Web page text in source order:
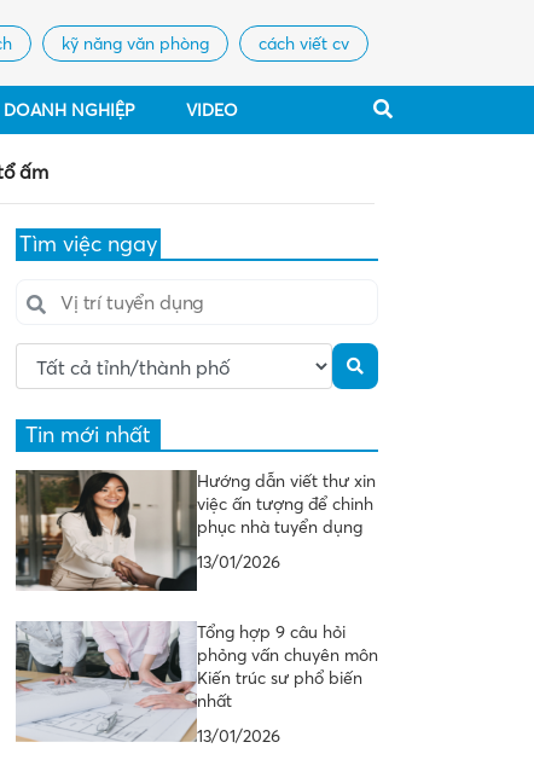
kỹ năng văn phòng cách viết cv
NGHIỆP VIDEO
ấm
Tìm việc ngay
Tin mới nhất
Hướng dẫn viết thư xin
việc ấn tượng để chinh
phục nhà tuyển dụng
13/01/2026
Tổng hợp 9 câu hỏi
phỏng vấn chuyên môn
Kiến trúc sư phổ biến
nhất
13/01/2026